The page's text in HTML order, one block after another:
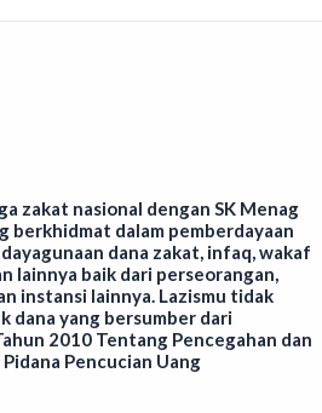
zakat nasional dengan SK Menag
berkhidmat dalam pemberdayaan
dana zakat, infaq, wakaf
lainnya baik dari perseorangan,
instansi lainnya. Lazismu tidak
dana yang bersumber dari
2010 Tentang Pencegahan dan
Pencucian Uang